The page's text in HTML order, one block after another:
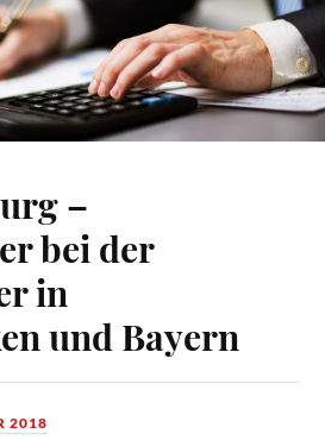
–
bei der
in
und Bayern
2018